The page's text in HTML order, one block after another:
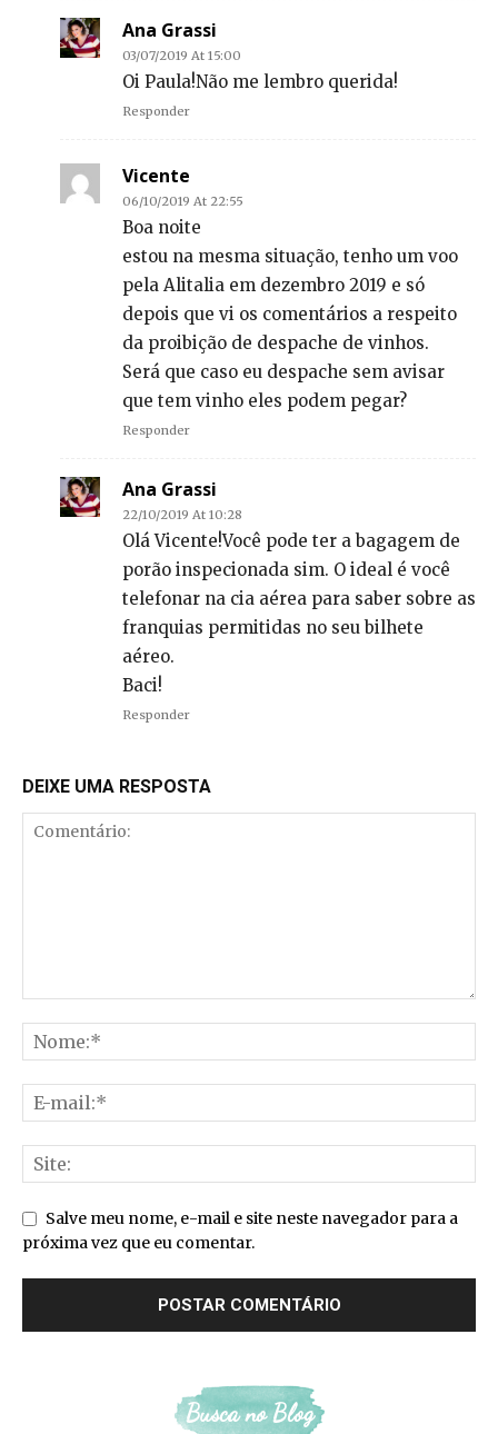
Ana Grassi
03/07/2019 At 15:00
Oi Paula!Não me lembro querida!
Responder
Vicente
06/10/2019 At 22:55
Boa noite
estou na mesma situação, tenho um voo
pela Alitalia em dezembro 2019 e só
depois que vi os comentários a respeito
da proibição de despache de vinhos.
Será que caso eu despache sem avisar
que tem vinho eles podem pegar?
Responder
Ana Grassi
22/10/2019 At 10:28
Olá Vicente!Você pode ter a bagagem de
porão inspecionada sim. O ideal é você
telefonar na cia aérea para saber sobre as
franquias permitidas no seu bilhete
aéreo.
Baci!
Responder
DEIXE UMA RESPOSTA
Salve meu nome, e-mail e site neste navegador para a
próxima vez que eu comentar.
Busca no Blog